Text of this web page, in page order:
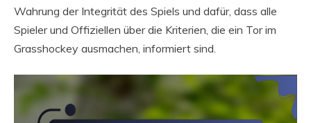
Wahrung der Integrität des Spiels und dafür, dass alle
Spieler und Offiziellen über die Kriterien, die ein Tor im
Grasshockey ausmachen, informiert sind.